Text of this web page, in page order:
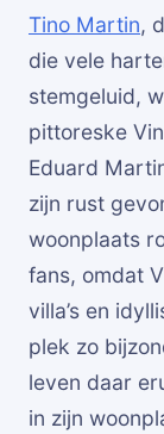
Tino Martin,
die vele
stemgeluid,
pittoreske
Eduard
zijn rust
woonplaats
fans, omdat
villa’s en
plek zo
leven daar
in zijn